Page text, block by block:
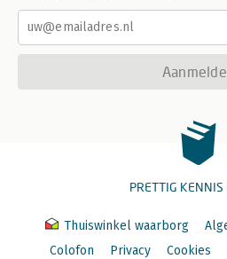
PRETTIG
Thuiswinkel waarborg
Colofon
Privacy Cookies